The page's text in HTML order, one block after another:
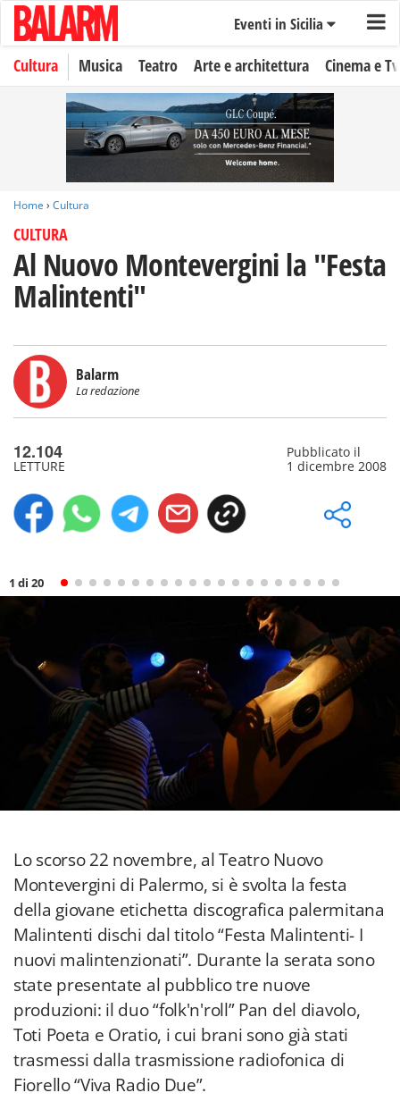
Eventi in Sicilia
Cultura Musica Teatro Arte e architettura Cinema e Tv
Home › Cultura
CULTURA
Al Nuovo Montevergini la "Festa
Malintenti"
Balarm
La redazione
12.104
LETTURE
Pubblicato il
1 dicembre 2008
1 di 20
Lo scorso 22 novembre, al Teatro Nuovo
Montevergini di Palermo, si è svolta la festa
della giovane etichetta discografica palermitana
Malintenti dischi dal titolo “Festa Malintenti- I
nuovi malintenzionati”. Durante la serata sono
state presentate al pubblico tre nuove
produzioni: il duo “folk'n'roll” Pan del diavolo,
Toti Poeta e Oratio, i cui brani sono già stati
trasmessi dalla trasmissione radiofonica di
Fiorello “Viva Radio Due”.